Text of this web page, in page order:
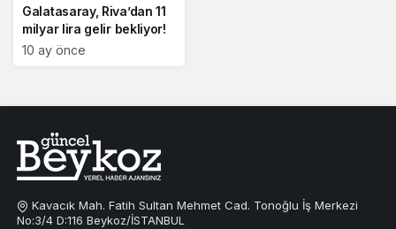
Galatasaray, Riva’dan 11
milyar lira gelir bekliyor!
10 ay önce
Kavacık Mah. Fatih Sultan Mehmet Cad. Tonoğlu İş Merkezi
No:3/4 D:116 Beykoz/İSTANBUL